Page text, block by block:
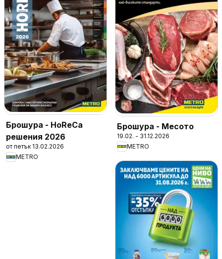
Брошура - HoReCa
решения 2026
от петък 13.02.2026
METRO
Брошура - Месото
19.02. - 31.12.2026
METRO